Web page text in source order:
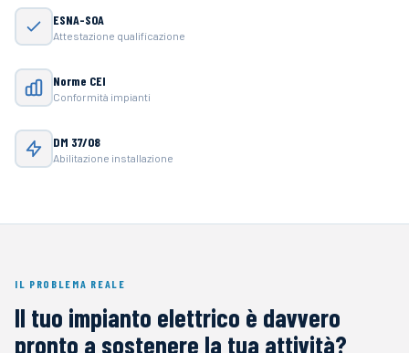
ESNA-SOA
Attestazione qualificazione
Norme CEI
Conformità impianti
DM 37/08
Abilitazione installazione
IL PROBLEMA REALE
Il tuo impianto elettrico è davvero
pronto a sostenere la tua attività?